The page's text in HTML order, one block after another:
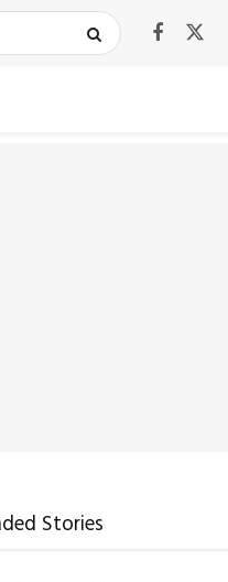
Stories